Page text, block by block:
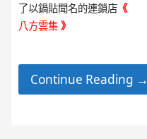
了以鍋貼聞名的連鎖店 《
八方雲集》
Continue Reading →